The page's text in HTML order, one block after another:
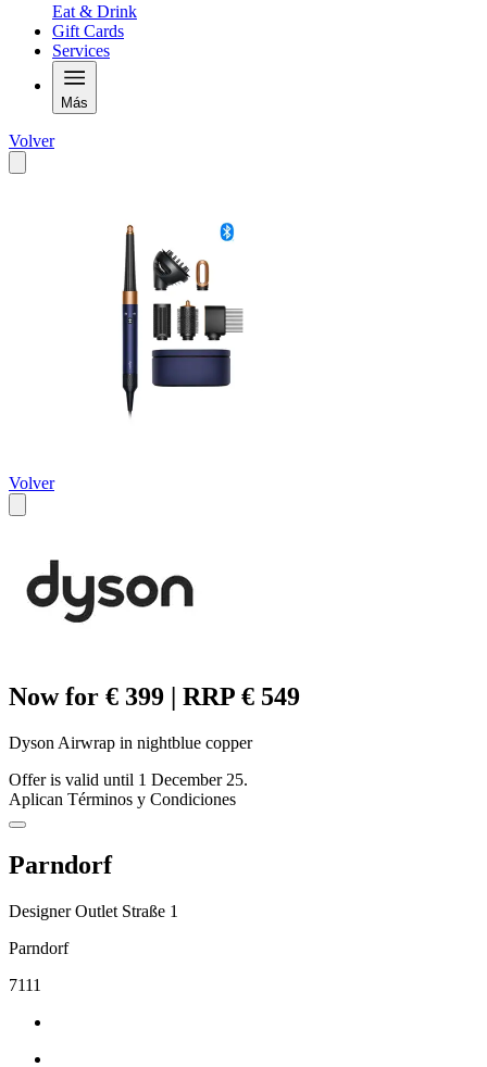
Eat & Drink
Gift Cards
Services
Más
Volver
Volver
Now for € 399 | RRP € 549
Dyson Airwrap in nightblue copper
Offer is valid until 1 December 25.
Aplican Términos y Condiciones
Parndorf
Designer Outlet Straße 1
Parndorf
7111